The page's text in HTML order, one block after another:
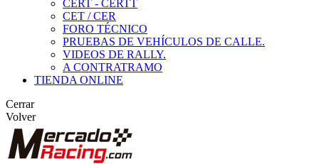
CERT - CERTT
CET / CER
FORO TÉCNICO
PRUEBAS DE VEHÍCULOS DE CALLE.
VIDEOS DE RALLY.
A CONTRATRAMO
TIENDA ONLINE
Cerrar
Volver